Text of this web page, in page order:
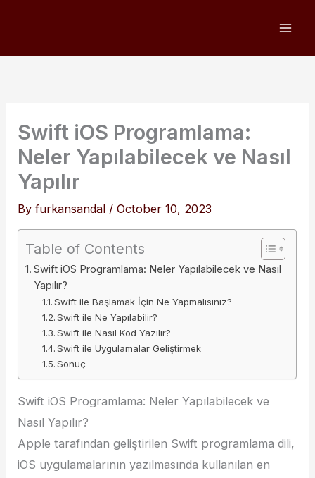
Swift iOS Programlama:
Neler Yapılabilecek ve Nasıl
Yapılır
Byfurkansandal /October 10, 2023
Table of Contents
Swift iOS Programlama: Neler Yapılabilecek ve Nasıl
Yapılır?
Swift ile Başlamak İçin Ne Yapmalısınız?
Swift ile Ne Yapılabilir?
Swift ile Nasıl Kod Yazılır?
Swift ile Uygulamalar Geliştirmek
Sonuç
Swift iOS Programlama: Neler Yapılabilecek ve
Nasıl Yapılır?
Apple tarafından geliştirilen Swift programlama dili,
iOS uygulamalarının yazılmasında kullanılan en